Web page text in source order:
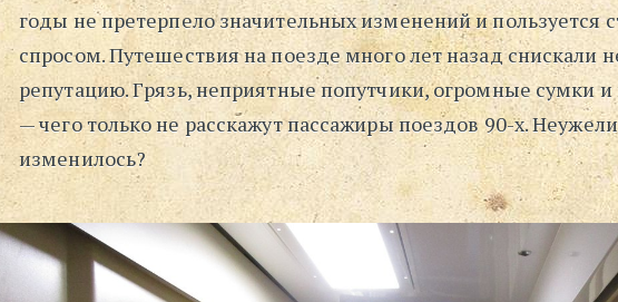
годы не претерпело значительных изменений и пользуется
спросом. Путешествия на поезде много лет назад снискали
репутацию. Грязь, неприятные попутчики, огромные сумки
— чего только не расскажут пассажиры поездов 90-х.
изменилось?